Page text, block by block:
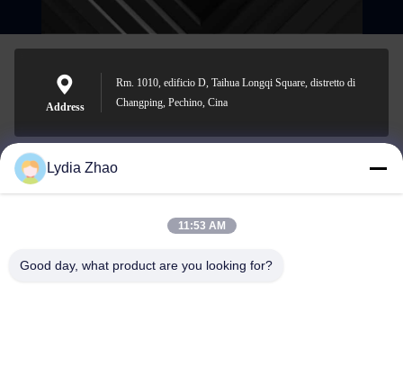
Address
Rm. 1010, edificio D, Taihua Longqi Square, distretto di
Changping, Pechino, Cina
jesingd@vip.sina.com
Lydia Zhao
11:53 AM
Good day, what product are you looking for?